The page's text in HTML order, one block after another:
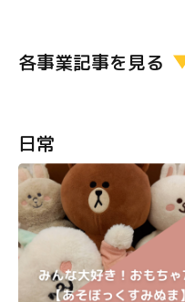
各事業記事を見る
日常